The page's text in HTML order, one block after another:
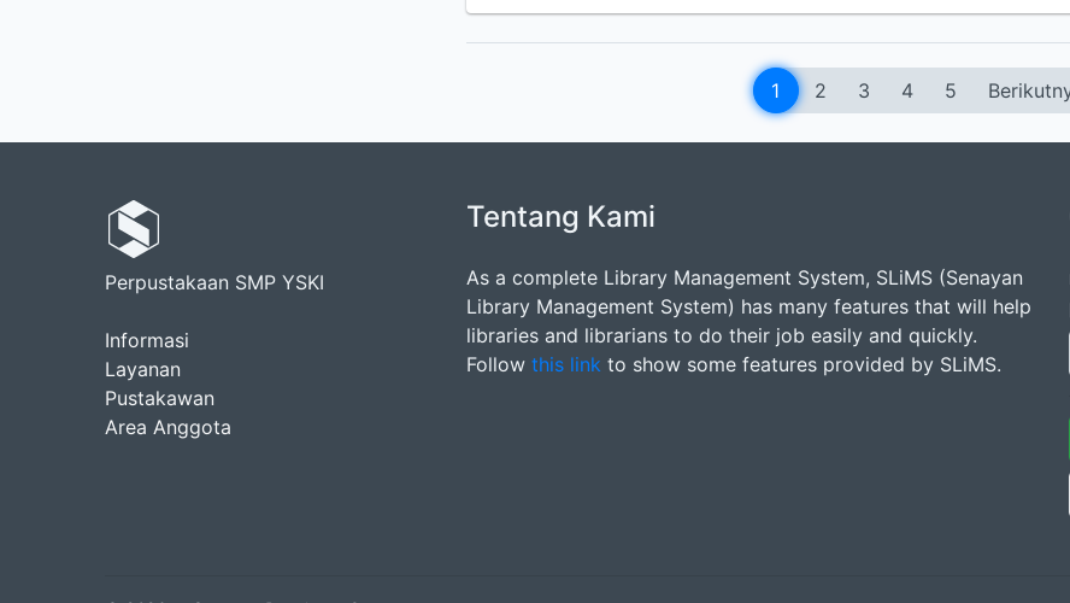
1 2 3 4 5
Perpustakaan SMP YSKI
Informasi
Layanan
Pustakawan
Area Anggota
Tentang Kami
As a complete Library Management System, SLiMS (Senayan
Library Management System) has many features that will help
libraries and librarians to do their job easily and quickly.
Follow this link to show some features provided by SLiMS.